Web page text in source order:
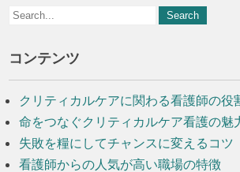
コンテンツ
クリティカルケアに関わる看護師の役
命をつなぐクリティカルケア看護の魅
失敗を糧にしてチャンスに変えるコツ
看護師からの人気が高い職場の特徴